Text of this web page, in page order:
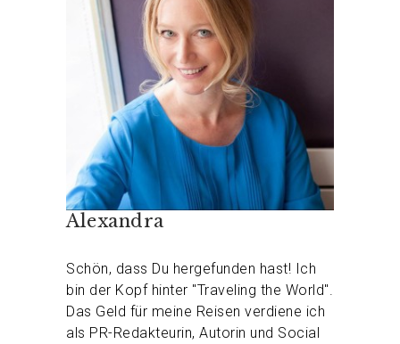
Alexandra
Schön, dass Du hergefunden hast! Ich
bin der Kopf hinter "Traveling the World".
Das Geld für meine Reisen verdiene ich
als PR-Redakteurin, Autorin und Social